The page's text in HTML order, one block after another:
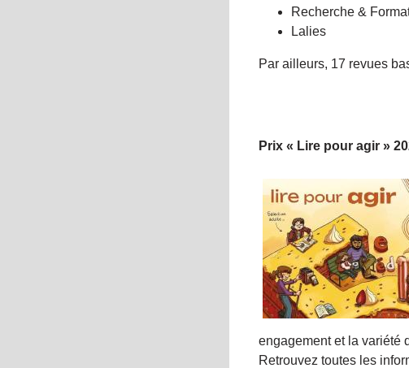
Recherche &
Lalies
Par ailleurs, 17 revues
Prix « Lire pour agir »
engagement et la variété
Retrouvez toutes les